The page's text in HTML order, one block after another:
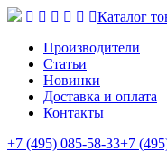
Каталог
Производители
Статьи
Новинки
Доставка и оплата
Контакты
+7 (495) 085-58-33+7